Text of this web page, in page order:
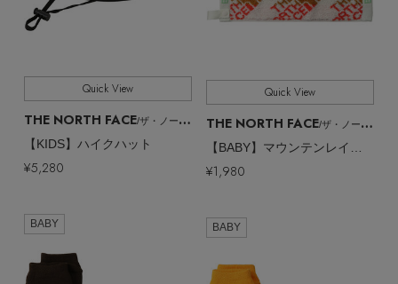
Quick View
THE NORTH FACE/ザ・ノース・フェイス
【KIDS】ハイクハット
¥5,280
Quick View
THE NORTH FACE/ザ・ノース・フェイス
【BABY】マウンテンレインボータオルS
¥1,980
BABY BABY